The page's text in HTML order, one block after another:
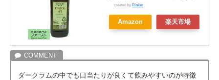
created by Rinker
Amazon 楽天市場
ダークラムの中でも口当たりが良くて飲みやすいのが特徴